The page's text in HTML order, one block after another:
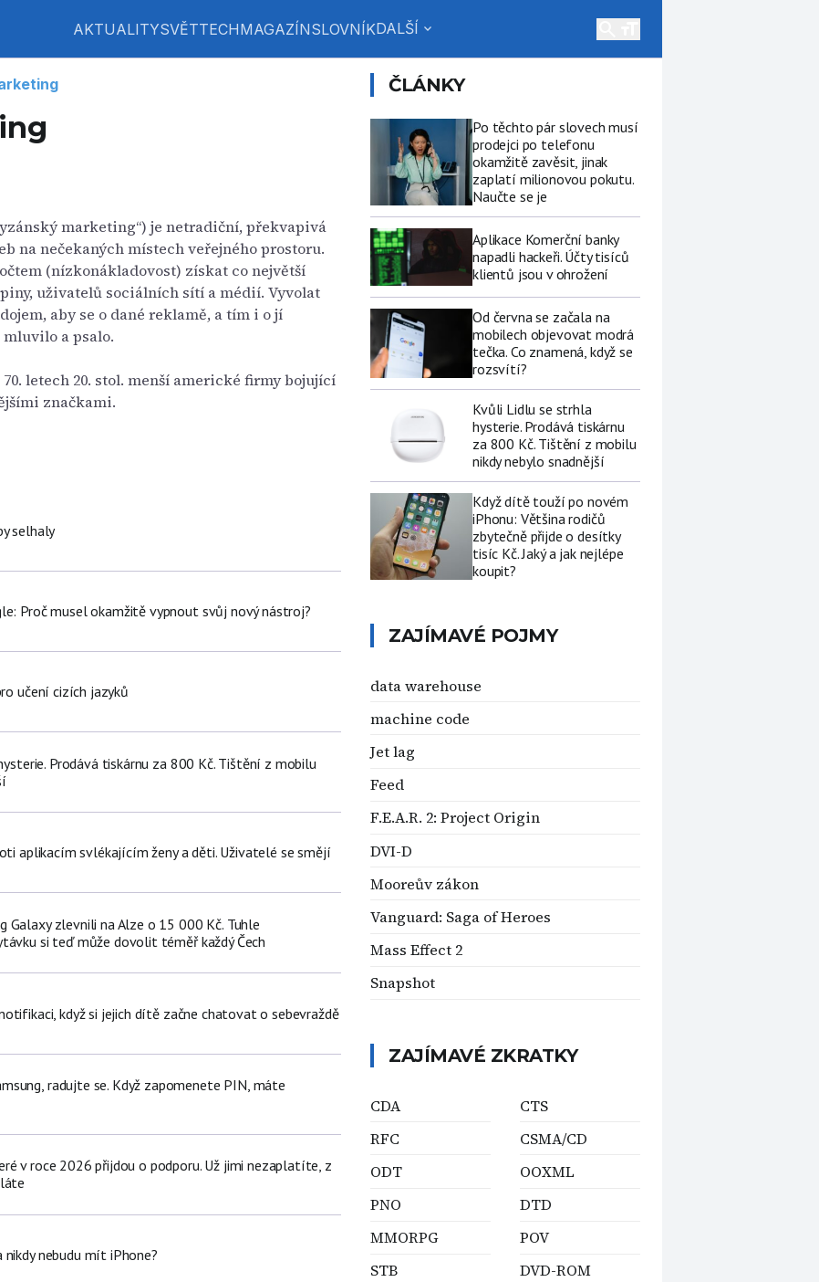
AKTUALITYSVĚTTECHMAGAZÍNSLOVNÍKDALŠÍ expand_more
marketing“) je netradiční, překvapivá
na nečekaných místech veřejného prostoru.
(nízkonákladovost) získat co největší
uživatelů sociálních sítí a médií. Vyvolat
aby se o dané reklamě, a tím i o jí
a psalo.
letech 20. stol. menší americké firmy bojující
značkami.
selhaly
Proč musel okamžitě vypnout svůj nový nástroj?
učení cizích jazyků
Prodává tiskárnu za 800 Kč. Tištění z mobilu
aplikacím svlékajícím ženy a děti. Uživatelé se smějí
Galaxy zlevnili na Alze o 15 000 Kč. Tuhle
si teď může dovolit téměř každý Čech
když si jejich dítě začne chatovat o sebevraždě
radujte se. Když zapomenete PIN, máte
v roce 2026 přijdou o podporu. Už jimi nezaplatíte, z
nikdy nebudu mít iPhone?
ČLÁNKY
Po těchto pár slovech musí
prodejci po telefonu
okamžitě zavěsit, jinak
zaplatí milionovou pokutu.
Naučte se je
Aplikace Komerční banky
napadli hackeři. Účty tisíců
klientů jsou v ohrožení
Od června se začala na
mobilech objevovat modrá
tečka. Co znamená, když se
rozsvítí?
Kvůli Lidlu se strhla
hysterie. Prodává tiskárnu
za 800 Kč. Tištění z mobilu
nikdy nebylo snadnější
Když dítě touží po novém
iPhonu: Většina rodičů
zbytečně přijde o desítky
tisíc Kč. Jaký a jak nejlépe
koupit?
ZAJÍMAVÉ POJMY
data warehouse
machine code
Jet lag
Feed
F.E.A.R. 2: Project Origin
DVI-D
Mooreův zákon
Vanguard: Saga of Heroes
Mass Effect 2
Snapshot
ZAJÍMAVÉ ZKRATKY
CDA
RFC
ODT
PNO
MMORPG
STB
CTS
CSMA/CD
OOXML
DTD
POV
DVD-ROM